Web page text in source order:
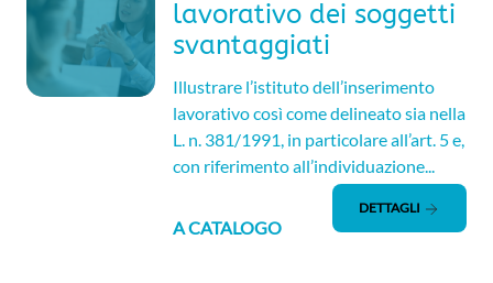
lavorativo dei soggetti
svantaggiati
Illustrare l’istituto dell’inserimento
lavorativo così come delineato sia nella
L. n. 381/1991, in particolare all’art. 5 e,
con riferimento all’individuazione...
A CATALOGO
DETTAGLI